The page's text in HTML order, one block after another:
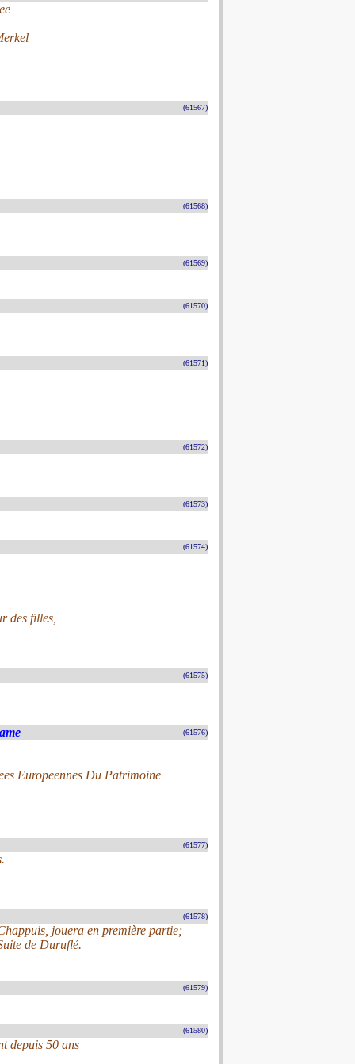
(61567)
(61568)
(61569)
(61570)
(61571)
(61572)
(61573)
(61574)
des filles,
(61575)
(61576)
Europeennes Du Patrimoine
(61577)
(61578)
jouera en première partie;
de Duruflé.
(61579)
(61580)
depuis 50 ans